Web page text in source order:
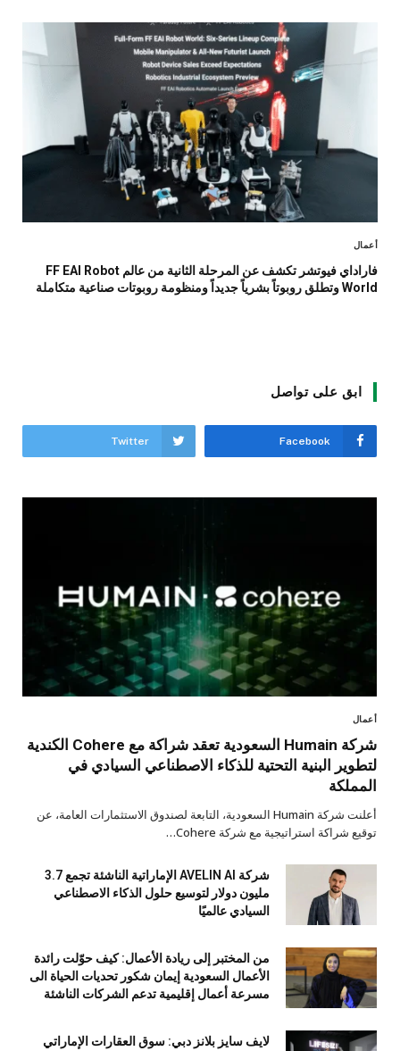
أعمال
فاراداي فيوتشر تكشف عن المرحلة الثانية من عالم FF EAI Robot
World وتطلق روبوتاً بشرياً جديداً ومنظومة روبوتات صناعية متكاملة
ابق على تواصل
Facebook
Twitter
أعمال
شركة Humain السعودية تعقد شراكة مع Cohere الكندية
لتطوير البنية التحتية للذكاء الاصطناعي السيادي في
المملكة
أعلنت شركة Humain السعودية، التابعة لصندوق الاستثمارات العامة، عن
توقيع شراكة استراتيجية مع شركة Cohere…
شركة AVELIN AI الإماراتية الناشئة تجمع 3.7
مليون دولار لتوسيع حلول الذكاء الاصطناعي
السيادي عالميًا
من المختبر إلى ريادة الأعمال: كيف حوّلت رائدة
الأعمال السعودية إيمان شكور تحديات الحياة الى
مسرعة أعمال إقليمية تدعم الشركات الناشئة
لايف سايز بلانز دبي: سوق العقارات الإماراتي